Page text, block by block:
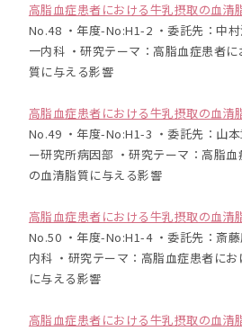
高脂血症患者における牛乳摂取の血清
No.48 ・年度-No:H1-2 ・委託先：中
一内科 ・研究テーマ：高脂血症患者
質に与える影響
高脂血症患者における牛乳摂取の血清
No.49 ・年度-No:H1-3 ・委託先：山
ー研究所病因部 ・研究テーマ：高脂
の血清脂質に与える影響
高脂血症患者における牛乳摂取の血清
No.50 ・年度-No:H1-4 ・委託先：斎
内科 ・研究テーマ：高脂血症患者に
に与える影響
高脂血症患者における牛乳摂取の血清